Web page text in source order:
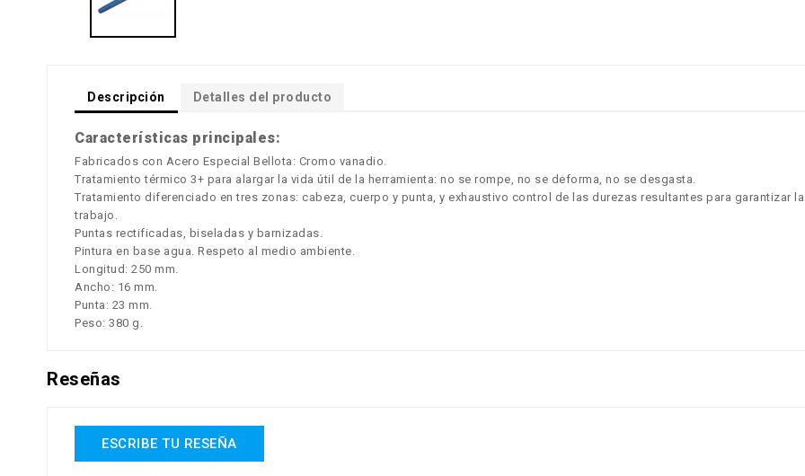
Descripción Detalles del producto
Características principales:
Fabricados con Acero Especial Bellota: Cromo vanadio.
Tratamiento térmico 3+ para alargar la vida útil de la herramienta: no se rompe, no se deforma, no se desgasta.
Tratamiento diferenciado en tres zonas: cabeza, cuerpo y punta, y exhaustivo control de las durezas resultantes para garantizar
trabajo.
Puntas rectificadas, biseladas y barnizadas.
Pintura en base agua. Respeto al medio ambiente.
Longitud: 250 mm.
Ancho: 16 mm.
Punta: 23 mm.
Peso: 380 g.
Reseñas
ESCRIBE TU RESEÑA